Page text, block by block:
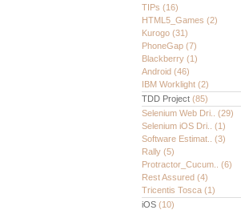
TIPs (16)
HTML5_Games (2)
Kurogo (31)
PhoneGap (7)
Blackberry (1)
Android (46)
IBM Worklight (2)
TDD Project (85)
Selenium Web Dri.. (29)
Selenium iOS Dri.. (1)
Software Estimat.. (3)
Rally (5)
Protractor_Cucum.. (6)
Rest Assured (4)
Tricentis Tosca (1)
iOS (10)